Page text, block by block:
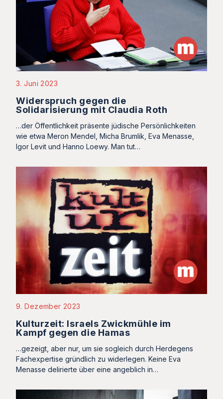
3. Juni 2023
Widerspruch gegen die
Solidarisierung mit Claudia Roth
…der Öffentlichkeit präsente jüdische Persönlichkeiten
wie etwa Meron Mendel, Micha Brumlik, Eva Menasse,
Igor Levit und Hanno Loewy. Man tut…
9. Dezember 2023
Kulturzeit: Israels Zwickmühle im
Kampf gegen die Hamas
…gezeigt, aber nur, um sie sogleich durch Herdegens
Fachexpertise gründlich zu widerlegen. Keine Eva
Menasse delirierte über eine angeblich in…